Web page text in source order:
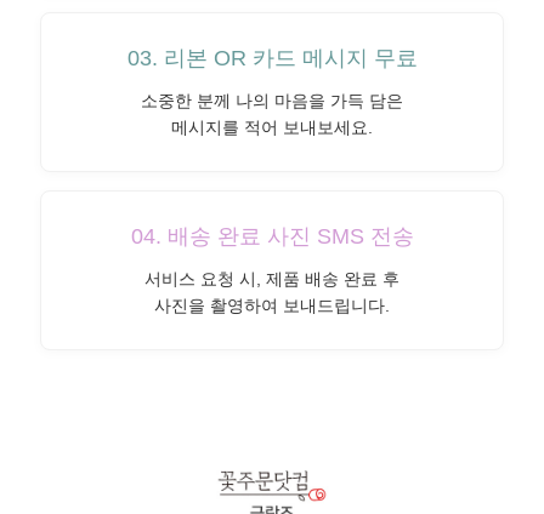
03. 리본 OR 카드 메시지 무료
소중한 분께 나의 마음을 가득 담은
메시지를 적어 보내보세요.
04. 배송 완료 사진 SMS 전송
서비스 요청 시, 제품 배송 완료 후
사진을 촬영하여 보내드립니다.